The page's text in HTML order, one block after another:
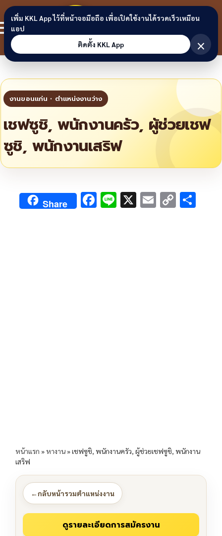
Skip to content
ขอนแก่น
ลิงก์
เชฟซูชิ, พนักงานครัว, ผู้ช่วยเชฟ
ซูชิ, พนักงานเสริฟ
Share F Li X E C
หน้าแรก »หางาน»เชฟซูชิ, พนักงานครัว, ผู้ช่วยเชฟซูชิ, พนักงาน
เสริฟ
←กลับหน้ารวมตำแหน่งงาน
เพิ่ม KKL App ไว้ที่หน้าจอมือถือ เพื่อเปิดใช้งานได้รวดเร็วเหมือน
แอป
ติดตั้ง KKL App
×